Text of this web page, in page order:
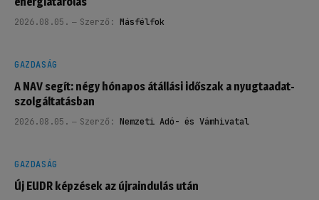
2026.08.05. Szerző: Másfélfok
GAZDASÁG
A NAV segít: négy hónapos átállási időszak a nyugtaadat-
szolgáltatásban
2026.08.05. Szerző: Nemzeti Adó- és Vámhivatal
GAZDASÁG
Új EUDR képzések az újraindulás után